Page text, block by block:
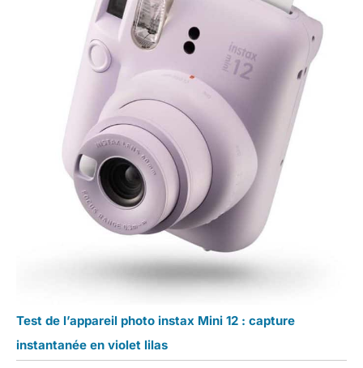
Test de l’appareil photo instax Mini 12 : capture
instantanée en violet lilas